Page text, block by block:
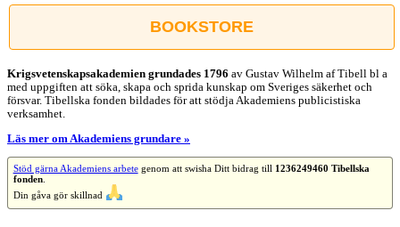
post
BOOKSTORE
Krigsvetenskap­sakademien grundades 1796 av Gustav Wilhelm af Tibell bl a
med uppgiften att söka, skapa och sprida kunskap om Sveriges säkerhet och
försvar. Tibellska fonden bildades för att stödja Akademiens publicistiska
verksamhet.
Läs mer om Akademiens grundare »
Stöd gärna Akademiens arbetegenom att swisha Ditt bidrag till 1236249460 Tibellska
fonden.
Din gåva gör skillnad